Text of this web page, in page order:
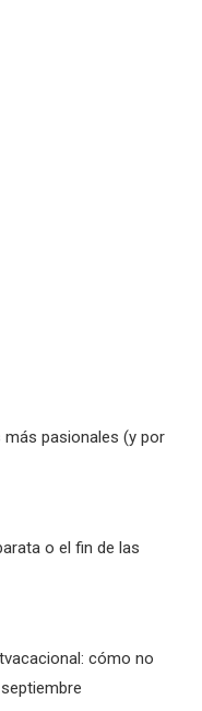
pasionales (y por
o el fin de las
cómo no